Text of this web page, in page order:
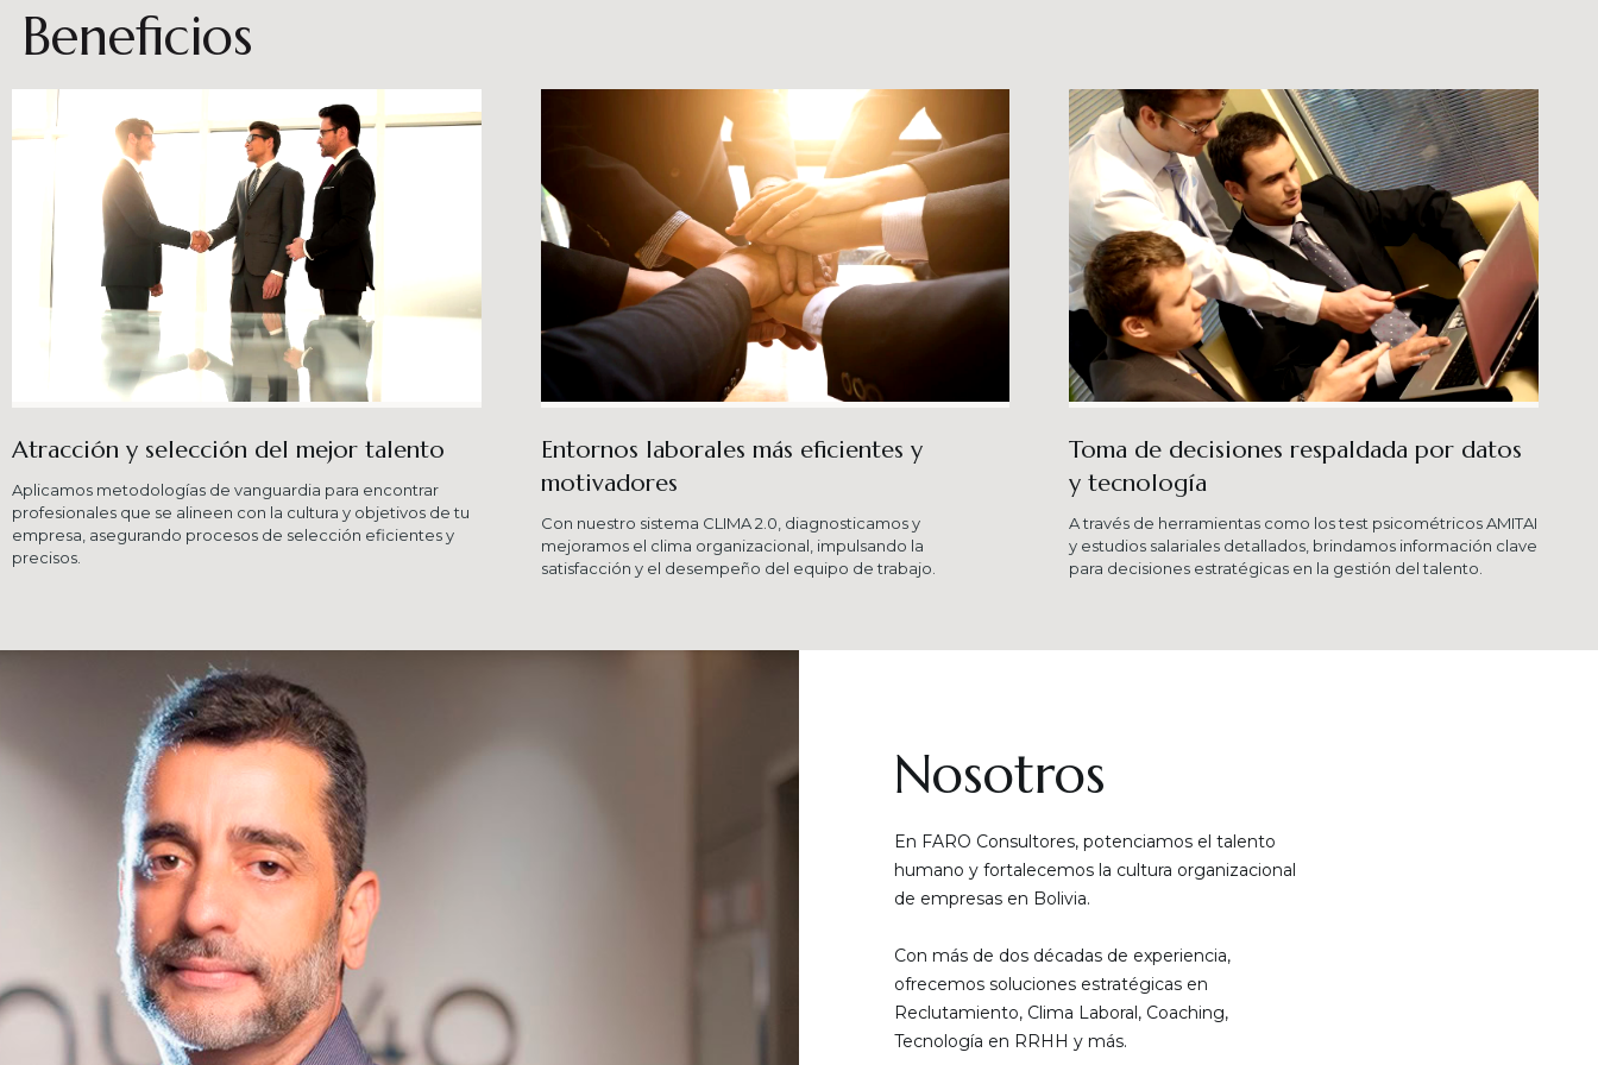
Beneficios
Atracción y selección del mejor talento
Aplicamos metodologías de vanguardia para encontrar
profesionales que se alineen con la cultura y objetivos de tu
empresa, asegurando procesos de selección eficientes y
precisos.
Entornos laborales más eficientes y
motivadores
Con nuestro sistema CLIMA 2.0, diagnosticamos y
mejoramos el clima organizacional, impulsando la
satisfacción y el desempeño del equipo de trabajo.
Toma de decisiones respaldada por datos
y tecnología​
A través de herramientas como los test psicométricos AMITAI
y estudios salariales detallados, brindamos información clave
para decisiones estratégicas en la gestión del talento.
Nosotros
En FARO Consultores, potenciamos el talento
humano y fortalecemos la cultura organizacional
de empresas en Bolivia.
Con más de dos décadas de experiencia,
ofrecemos soluciones estratégicas en
Reclutamiento, Clima Laboral, Coaching,
Tecnología en RRHH y más.